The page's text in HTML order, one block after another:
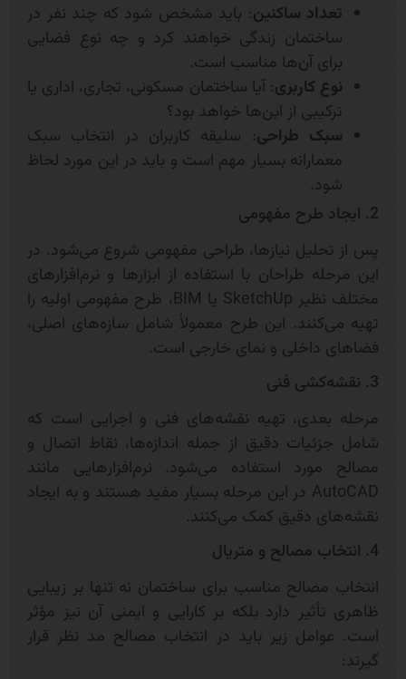
تعداد ساکنین: باید مشخص شود که چند نفر در
ساختمان زندگی خواهند کرد و چه نوع فضایی
برای آن‌ها مناسب است.
نوع کاربری: آیا ساختمان مسکونی، تجاری، اداری یا
ترکیبی از این‌ها خواهد بود؟
سبک طراحی: سلیقه کاربران در انتخاب سبک
معمارانه بسیار مهم است و باید در این مورد لحاظ
شود.
2. ایجاد طرح مفهومی
پس از تحلیل نیازها، طراحی مفهومی شروع می‌شود. در
این مرحله طراحان با استفاده از ابزارها و نرم‌افزارهای
مختلف نظیر SketchUp یا BIM، طرح مفهومی اولیه را
تهیه می‌کنند. این طرح معمولاً شامل سازه‌های اصلی،
فضاهای داخلی و نمای خارجی است.
3. نقشه‌کشی فنی
مرحله بعدی، تهیه نقشه‌های فنی و اجرایی است که
شامل جزئیات دقیق از جمله اندازه‌ها، نقاط اتصال و
مصالح مورد استفاده می‌شود. نرم‌افزارهایی مانند
AutoCAD در این مرحله بسیار مفید هستند و به ایجاد
نقشه‌های دقیق کمک می‌کنند.
4. انتخاب مصالح و متریال
انتخاب مصالح مناسب برای ساختمان نه تنها بر زیبایی
ظاهری تأثیر دارد بلکه بر کارایی و ایمنی آن نیز مؤثر
است. عوامل زیر باید در انتخاب مصالح مد نظر قرار
گیرند: